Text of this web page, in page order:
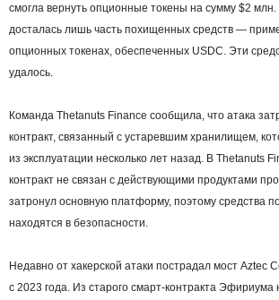
смогла вернуть опционные токены на сумму $2
досталась лишь часть похищенных средств —
опционных токенах, обеспеченных USDC. Эти
удалось.
Команда Thetanuts Finance сообщила, что атака
контракт, связанный с устаревшим хранилищем,
из эксплуатации несколько лет назад. В Thetanuts
контракт не связан с действующими продуктами
затронул основную платформу, поэтому средства
находятся в безопасности.
Недавно от хакерской атаки пострадал мост Aztec
с 2023 года. Из старого смарт-контракта Эфириума